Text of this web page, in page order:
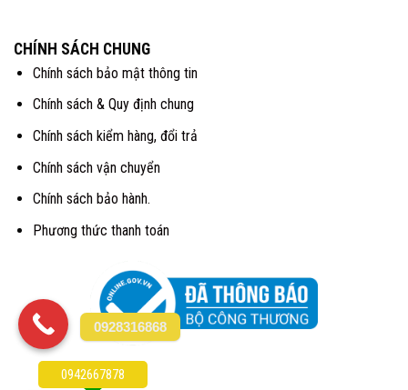
CHÍNH SÁCH CHUNG
Chính sách bảo mật thông tin
Chính sách & Quy định chung
Chính sách kiểm hàng, đổi trả
Chính sách vận chuyển
Chính sách bảo hành.
Phương thức thanh toán
0928316868
0942667878